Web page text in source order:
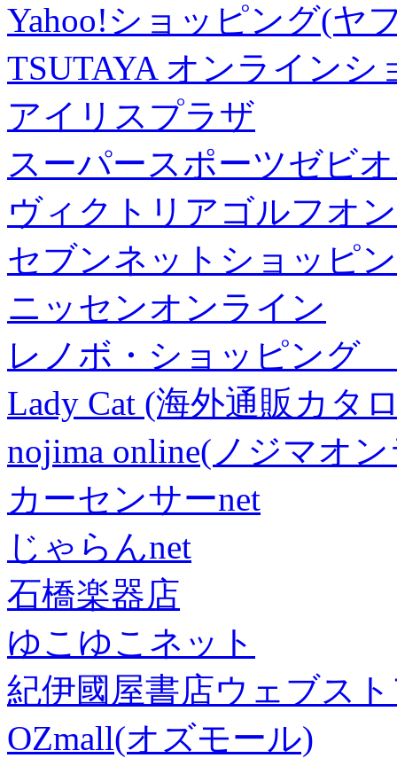
Yahoo!ショッピング(ヤ
TSUTAYA オンラインシ
アイリスプラザ
スーパースポーツゼビ
ヴィクトリアゴルフオ
セブンネットショッピ
ニッセンオンライン
レノボ・ショッピング
Lady Cat (海外通販カタ
nojima online(ノジマオ
カーセンサーnet
じゃらんnet
石橋楽器店
ゆこゆこネット
紀伊國屋書店ウェブス
OZmall(オズモール)